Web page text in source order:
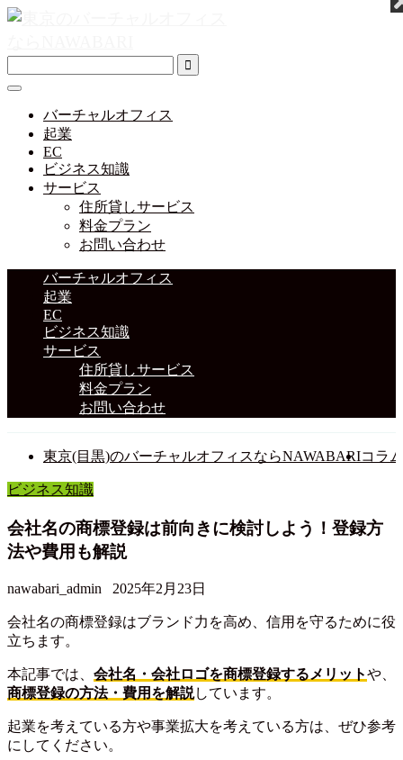
バーチャルオフィス
起業
EC
ビジネス知識
サービス
住所貸しサービス
料金プラン
お問い合わせ
バーチャルオフィス
起業
EC
ビジネス知識
サービス
住所貸しサービス
料金プラン
お問い合わせ
東京(目黒)のバーチャルオフィスならNAWABARIコラ
ビジネス知識
会社名の商標登録は前向きに検討しよう！登録方
法や費用も解説
nawabari_admin 2025年2月23日
会社名の商標登録はブランド力を高め、信用を守るために役
立ちます。
本記事では、 会社名・会社ロゴを商標登録するメリットや、
商標登録の方法・費用を解説しています。
起業を考えている方や事業拡大を考えている方は、ぜひ参考
にしてください。